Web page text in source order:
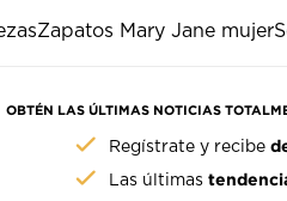
Zapatos Mary Jane mujer
OBTÉN LAS ÚLTIMAS NOTICIAS
Regístrate y recibe
Las últimas